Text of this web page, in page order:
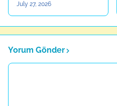
July 27, 2026
Yorum Gönder